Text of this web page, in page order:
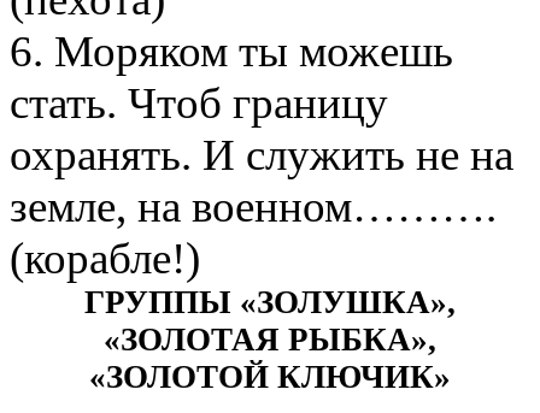
6. Моряком ты можешь
стать. Чтоб границу
охранять. И служить не на
земле, на военном……….
(корабле!)
ГРУППЫ «ЗОЛУШКА»,
«ЗОЛОТАЯ РЫБКА»,
«ЗОЛОТОЙ КЛЮЧИК»